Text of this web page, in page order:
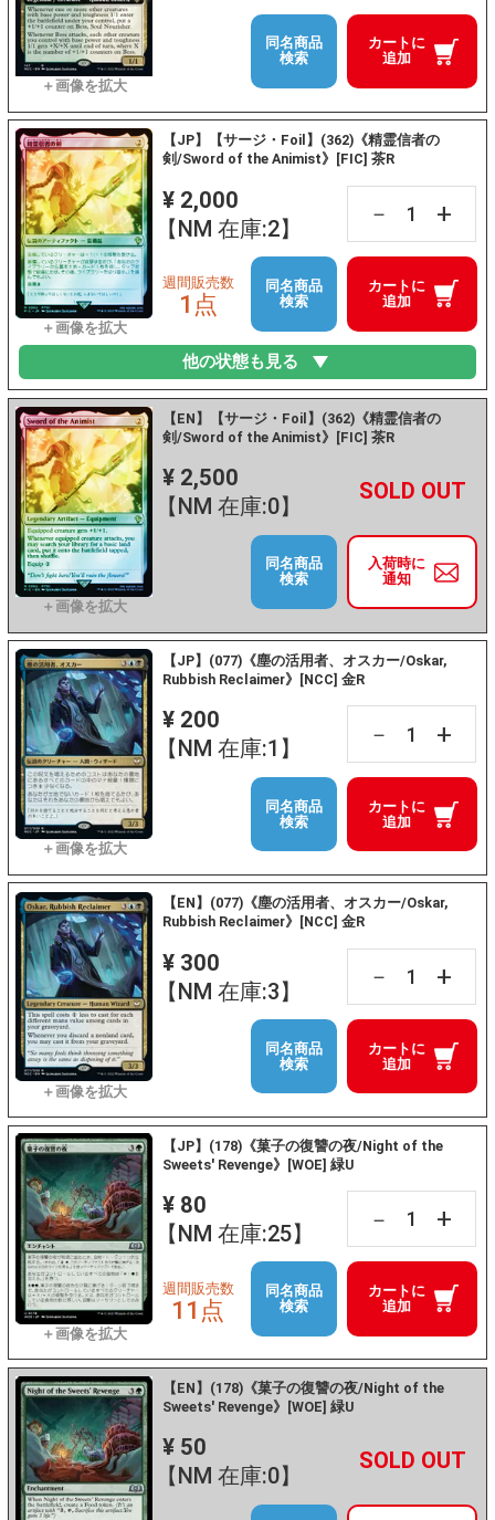
カートに
追加
同名商品
検索
【JP】【サージ・Foil】(362)《精霊信者の
剣/Sword of the Animist》[FIC] 茶R
¥ 2,000
【NM 在庫:2】
－ +
カートに
追加
週間販売数
1点
同名商品
検索
他の状態も見る
【EN】【サージ・Foil】(362)《精霊信者の
剣/Sword of the Animist》[FIC] 茶R
¥ 2,500
【NM 在庫:0】
－ +
入荷時に
通知
同名商品
検索
【JP】(077)《塵の活用者、オスカー/Oskar,
Rubbish Reclaimer》[NCC] 金R
¥ 200
【NM 在庫:1】
－ +
カートに
追加
同名商品
検索
【EN】(077)《塵の活用者、オスカー/Oskar,
Rubbish Reclaimer》[NCC] 金R
¥ 300
【NM 在庫:3】
－ +
カートに
追加
同名商品
検索
【JP】(178)《菓子の復讐の夜/Night of the
Sweets' Revenge》[WOE] 緑U
¥ 80
【NM 在庫:25】
－ +
カートに
追加
週間販売数
11点
同名商品
検索
【EN】(178)《菓子の復讐の夜/Night of the
Sweets' Revenge》[WOE] 緑U
¥ 50
【NM 在庫:0】
－ +